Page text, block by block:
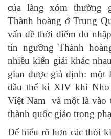
của làng xóm thường
Thành hoàng ở Trung
vấn đề thời điểm du
tín ngưỡng Thành
nhiều kiến giải khác
gian được giả định:
đầu thế kỉ XIV khi Nho
Việt Nam và một là
thành quốc giáo trong
Để hiểu rõ hơn các thòi